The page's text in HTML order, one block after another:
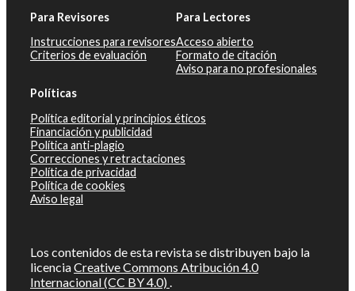
Para Revisores
Instrucciones para revisores
Criterios de evaluación
Para Lectores
Acceso abierto
Formato de citación
Aviso para no profesionales
Políticas
Política editorial y principios éticos
Financiación y publicidad
Política anti-plagio
Correcciones y retractaciones
Política de privacidad
Política de cookies
Aviso legal
Los contenidos de esta revista se distribuyen bajo la
licenciaCreative Commons Atribución 4.0
Internacional (CC BY 4.0) .